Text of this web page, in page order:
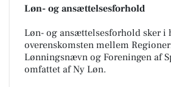
Løn- og ansættelsesforhold
Løn- og ansættelsesforhold sker i
overenskomsten mellem
Lønningsnævn og Foreningen af
omfattet af Ny Løn.